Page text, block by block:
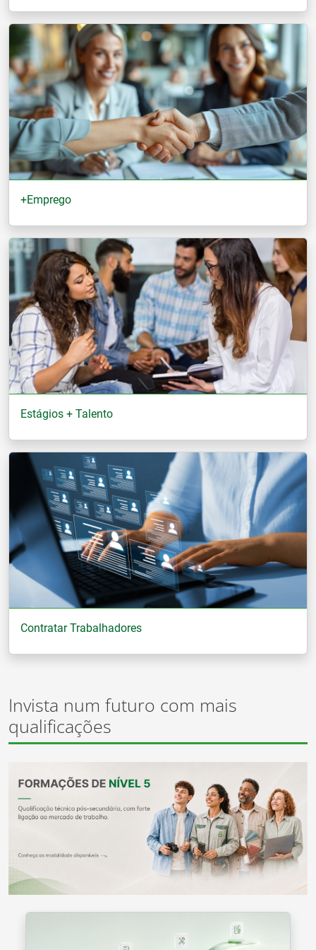
+Emprego
Estágios + Talento
Contratar Trabalhadores
Invista num futuro com mais
qualificações